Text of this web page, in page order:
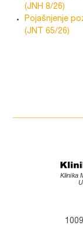
(JNH 8/26)
Pojašnjenje
(JNT 65/26)